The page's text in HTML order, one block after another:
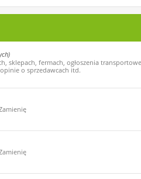
sklepach, fermach, ogłoszenia
o sprzedawcach itd.